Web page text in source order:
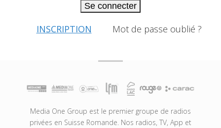
Se connecter
INSCRIPTION Mot de passe oublié ?
Media One Group est le premier groupe de radios
privées en Suisse Romande. Nos radios, TV, App et